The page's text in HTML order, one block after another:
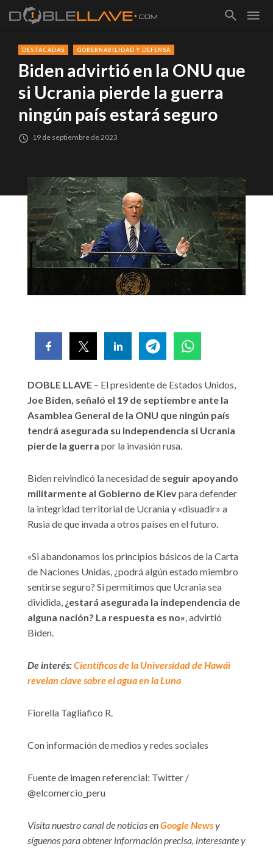
DESTACADAS GOBERNABILIDAD Y DEFENSA
Biden advirtió en la ONU que
si Ucrania pierde la guerra
ningún país estará seguro
19 de septiembre de 2023
DOBLE LLAVE – El presidente de Estados Unidos,
Joe Biden, señaló el 19 de septiembre ante la
Asamblea General de la ONU que ningún país
tendrá asegurada su independencia si Ucrania
pierde la guerra por la invasión rusa.
Biden reivindicó la necesidad de seguir apoyando
militarmente al Gobierno de Kievpara defender
la integridad territorial de Ucrania y «disuadir» a
Rusia de que invada a otros países en el futuro.
«Si abandonamos los principios básicos de la Carta
de Naciones Unidas, ¿podrá algún estado miembro
sentirse seguro? Si permitimos que Ucrania sea
dividida, ¿estará asegurada la independencia de
alguna nación? La respuesta es no», advirtió
Biden.
De interés:Científicos de la Universidad de Hawái
revelan clave sobre el agua en la Luna
Fiorella Tagliafico R.
Con información de medios y redes sociales
Fuente de imagen referencial: Twitter /
@elcomercio_peru
Visita nuestro canal de noticias enGoogle Newsy
síguenos para obtener información precisa, interesante y